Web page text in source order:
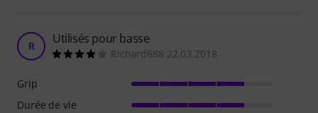
R Utilisés pour basse
Richard688 22.03.2018
Grip
Durée de vie